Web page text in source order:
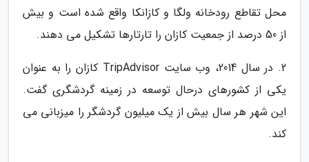
محل تقاطع رودخانه ولگا و کازانکا واقع شده است و بیش
از 50 درصد از جمعیت کازان را تارتارها تشکیل می دهند.
2. در سال 2014، وب سایت TripAdvisor کازان را به عنوان
یکی از کشورهای درحال توسعه در زمینه گردشگری گفت.
این شهر هر سال بیش از یک میلیون گردشگر را میزبانی می
کند.